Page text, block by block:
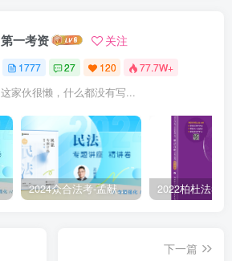
第一考资 关注
1777 27 120 77.7W+
这家伙很懒，什么都没有写...
2024众合法考-孟献贵民法-精讲卷.pdf
下一篇